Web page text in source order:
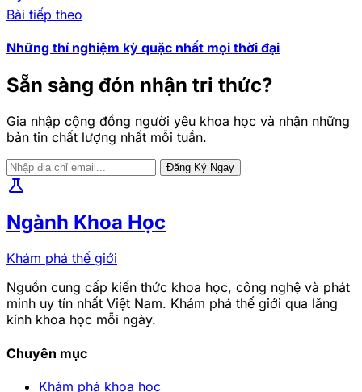
Bài tiếp theo
Những thí nghiệm kỳ quặc nhất mọi thời đại
Sẵn sàng đón nhận tri thức?
Gia nhập cộng đồng người yêu khoa học và nhận những
bản tin chất lượng nhất mỗi tuần.
Đăng Ký Ngay
science
Ngành Khoa Học
Khám phá thế giới
Nguồn cung cấp kiến thức khoa học, công nghệ và phát
minh uy tín nhất Việt Nam. Khám phá thế giới qua lăng
kính khoa học mỗi ngày.
Chuyên mục
Khám phá khoa học